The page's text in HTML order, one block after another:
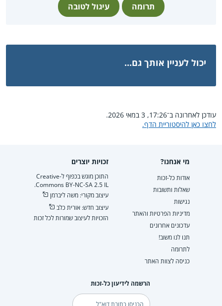
תרומה עיגול לטובה
יכול לעניין אותך גם...
עודכן לאחרונה ב־17:26, 3 במאי 2026.
לחצו כאן להיסטוריית הדף.
מי אנחנו?
אודות כל-זכות
שאלות ותשובות
נגישות
מדיניות הפרטיות והאתר
עדכונים אחרונים
תנו לנו משוב!
לתרומה
כניסה לצוות האתר
זכויות יוצרים
התוכן מוגש בכפוף ל-Creative
Commons BY-NC-SA 2.5 IL.
עיצוב מקורי: משה ליברמן
עיצוב חדש: אורית כלב
הזכויות לעיצוב שמורות לכל זכות
הרשמה לידיעון כל-זכות
דוא"ל